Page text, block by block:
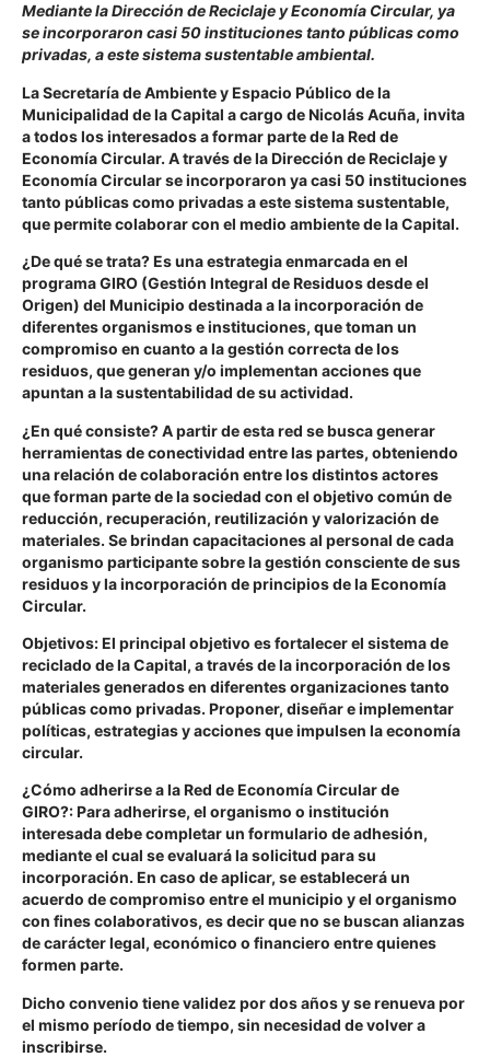
Mediante la Dirección de Reciclaje y Economía Circular, ya
se incorporaron casi 50 instituciones tanto públicas como
privadas, a este sistema sustentable ambiental.
La Secretaría de Ambiente y Espacio Público de la
Municipalidad de la Capital a cargo de Nicolás Acuña, invita
a todos los interesados a formar parte de la Red de
Economía Circular. A través de la Dirección de Reciclaje y
Economía Circular se incorporaron ya casi 50 instituciones
tanto públicas como privadas a este sistema sustentable,
que permite colaborar con el medio ambiente de la Capital.
¿De qué se trata?Es una estrategia enmarcada en el
programa GIRO (Gestión Integral de Residuos desde el
Origen) del Municipio destinada a la incorporación de
diferentes organismos e instituciones, que toman un
compromiso en cuanto a la gestión correcta de los
residuos, que generan y/o implementan acciones que
apuntan a la sustentabilidad de su actividad.
¿En qué consiste?A partir de esta red se busca generar
herramientas de conectividad entre las partes, obteniendo
una relación de colaboración entre los distintos actores
que forman parte de la sociedad con el objetivo común de
reducción, recuperación, reutilización y valorización de
materiales. Se brindan capacitaciones al personal de cada
organismo participante sobre la gestión consciente de sus
residuos y la incorporación de principios de la Economía
Circular.
Objetivos:El principal objetivo es fortalecer el sistema de
reciclado de la Capital, a través de la incorporación de los
materiales generados en diferentes organizaciones tanto
públicas como privadas. Proponer, diseñar e implementar
políticas, estrategias y acciones que impulsen la economía
circular.
¿Cómo adherirse a la Red de Economía Circular de
GIRO?:Para adherirse, el organismo o institución
interesada debe completar un formulario de adhesión,
mediante el cual se evaluará la solicitud para su
incorporación. En caso de aplicar, se establecerá un
acuerdo de compromiso entre el municipio y el organismo
con fines colaborativos, es decir que no se buscan alianzas
de carácter legal, económico o financiero entre quienes
formen parte.
Dicho convenio tiene validez por dos años y se renueva por
el mismo período de tiempo, sin necesidad de volver a
inscribirse.